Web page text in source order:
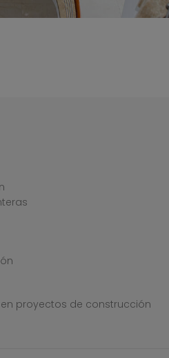
proyectos de construcción